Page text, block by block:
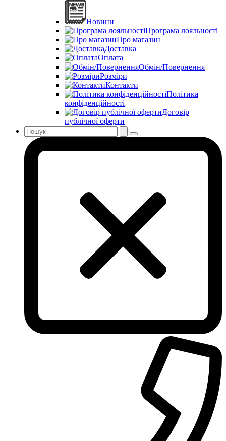
Новини
Програма лояльності
Про магазин
Доставка
Оплата
Обмін/Повернення
Розміри
Контакти
Політика
конфіденційності
Договір
публічної оферти